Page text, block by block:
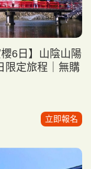
6日】山陰山陽
限定旅程｜無購
立即報名